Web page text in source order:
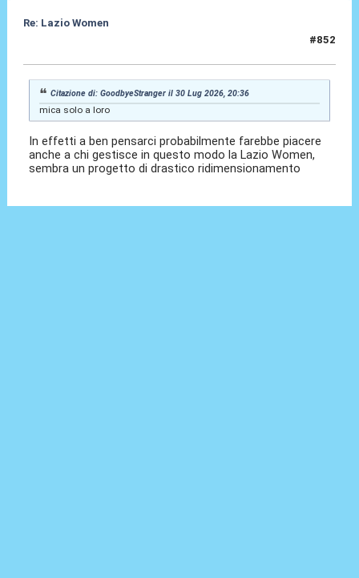
Re: Lazio Women
#852
Citazione di: GoodbyeStranger il 30 Lug 2026, 20:36
mica solo a loro
In effetti a ben pensarci probabilmente farebbe piacere
anche a chi gestisce in questo modo la Lazio Women,
sembra un progetto di drastico ridimensionamento